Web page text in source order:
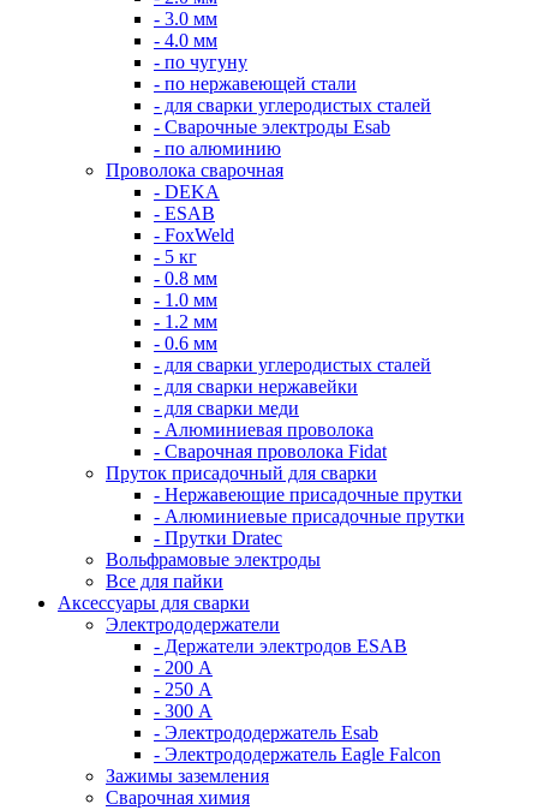
- 3.0 мм
- 4.0 мм
- по чугуну
- по нержавеющей стали
- для сварки углеродистых сталей
- Сварочные электроды Esab
- по алюминию
Проволока сварочная
- DEKA
- ESAB
- FoxWeld
- 5 кг
- 0.8 мм
- 1.0 мм
- 1.2 мм
- 0.6 мм
- для сварки углеродистых сталей
- для сварки нержавейки
- для сварки меди
- Алюминиевая проволока
- Сварочная проволока Fidat
Пруток присадочный для сварки
- Нержавеющие присадочные прутки
- Алюминиевые присадочные прутки
- Прутки Dratec
Вольфрамовые электроды
Все для пайки
Аксессуары для сварки
Электрододержатели
- Держатели электродов ESAB
- 200 А
- 250 А
- 300 А
- Электрододержатель Esab
- Электрододержатель Eagle Falcon
Зажимы заземления
Сварочная химия